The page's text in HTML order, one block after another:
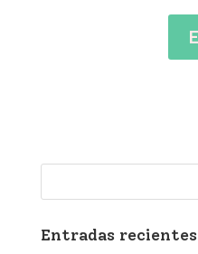
Entradas recientes